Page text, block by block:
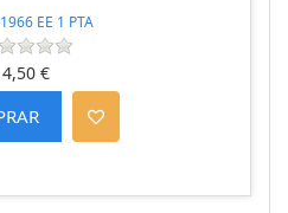
EE 1 PTA
4,50 €